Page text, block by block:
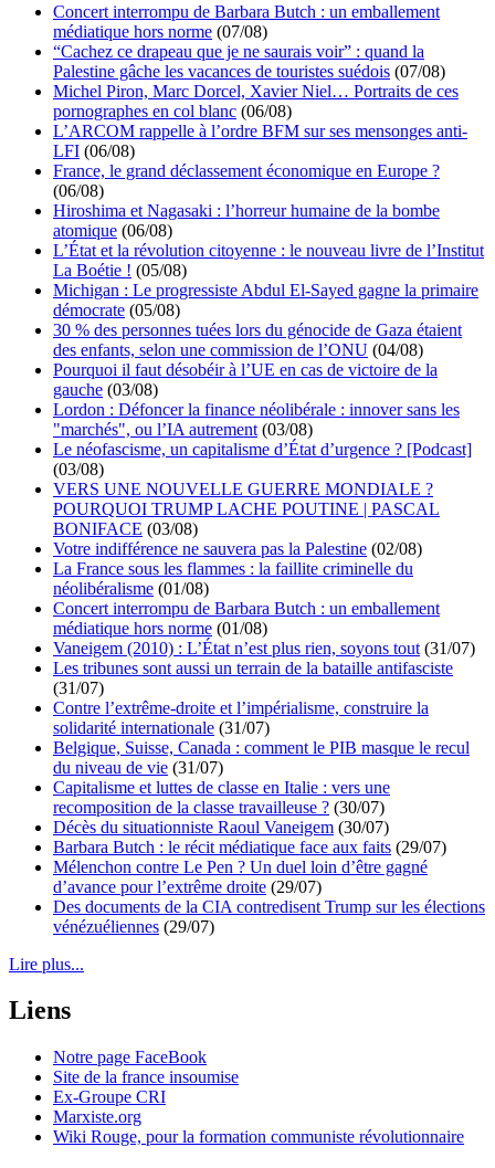
Concert interrompu de Barbara Butch : un emballement
médiatique hors norme (07/08)
“Cachez ce drapeau que je ne saurais voir” : quand la
Palestine gâche les vacances de touristes suédois (07/08)
Michel Piron, Marc Dorcel, Xavier Niel… Portraits de ces
pornographes en col blanc (06/08)
L’ARCOM rappelle à l’ordre BFM sur ses mensonges anti-
LFI (06/08)
France, le grand déclassement économique en Europe ?
(06/08)
Hiroshima et Nagasaki : l’horreur humaine de la bombe
atomique (06/08)
L’État et la révolution citoyenne : le nouveau livre de l’Institut
La Boétie ! (05/08)
Michigan : Le progressiste Abdul El-Sayed gagne la primaire
démocrate (05/08)
30 % des personnes tuées lors du génocide de Gaza étaient
des enfants, selon une commission de l’ONU (04/08)
Pourquoi il faut désobéir à l’UE en cas de victoire de la
gauche (03/08)
Lordon : Défoncer la finance néolibérale : innover sans les
"marchés", ou l’IA autrement (03/08)
Le néofascisme, un capitalisme d’État d’urgence ? [Podcast]
(03/08)
VERS UNE NOUVELLE GUERRE MONDIALE ?
POURQUOI TRUMP LACHE POUTINE | PASCAL
BONIFACE (03/08)
Votre indifférence ne sauvera pas la Palestine (02/08)
La France sous les flammes : la faillite criminelle du
néolibéralisme (01/08)
Concert interrompu de Barbara Butch : un emballement
médiatique hors norme (01/08)
Vaneigem (2010) : L’État n’est plus rien, soyons tout (31/07)
Les tribunes sont aussi un terrain de la bataille antifasciste
(31/07)
Contre l’extrême-droite et l’impérialisme, construire la
solidarité internationale (31/07)
Belgique, Suisse, Canada : comment le PIB masque le recul
du niveau de vie (31/07)
Capitalisme et luttes de classe en Italie : vers une
recomposition de la classe travailleuse ? (30/07)
Décès du situationniste Raoul Vaneigem (30/07)
Barbara Butch : le récit médiatique face aux faits (29/07)
Mélenchon contre Le Pen ? Un duel loin d’être gagné
d’avance pour l’extrême droite (29/07)
Des documents de la CIA contredisent Trump sur les élections
vénézuéliennes (29/07)
Lire plus...
Liens
Notre page FaceBook
Site de la france insoumise
Ex-Groupe CRI
Marxiste.org
Wiki Rouge, pour la formation communiste révolutionnaire